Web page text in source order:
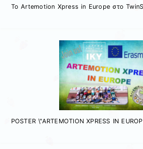
Το Artemotion Xpress in Europe στο
POSTER \"ARTEMOTION XPRESS IN